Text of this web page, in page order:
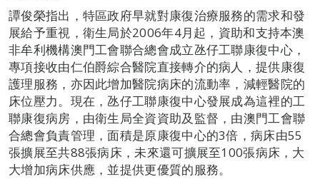
譚俊榮指出，特區政府早就對康復治療服務的需求和發
展給予重視，衛生局於2006年4月起，資助和支持本澳
非牟利機構澳門工會聯合總會成立氹仔工聯康復中心，
專項接收由仁伯爵綜合醫院直接轉介的病人，提供康復
護理服務，亦因此增加醫院病床的流動率，減輕醫院的
床位壓力。現在，氹仔工聯康復中心發展成為這裡的工
聯康復病房，由衛生局全資資助及監督，由澳門工會聯
合總會負責管理，面積是原康復中心的3倍，病床由55
張擴展至共88張病床，未來還可擴展至100張病床，大
大增加病床供應，並提供更優質的服務。